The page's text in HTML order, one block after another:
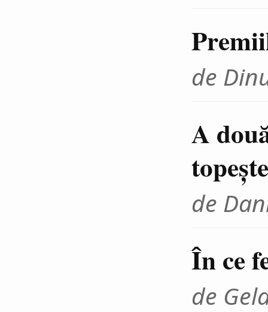
de
A
de
În ce
de